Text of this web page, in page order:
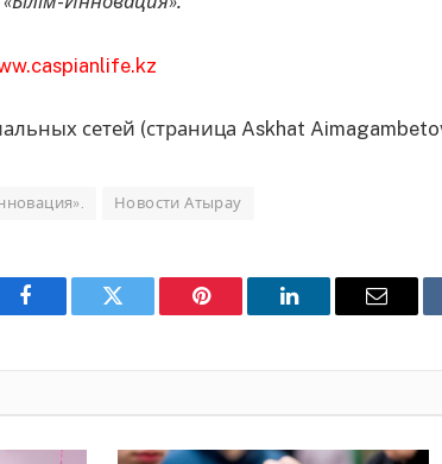
сетей (страница Askhat
Новости Атырау
Facebook Twitter Pinterest LinkedIn Email